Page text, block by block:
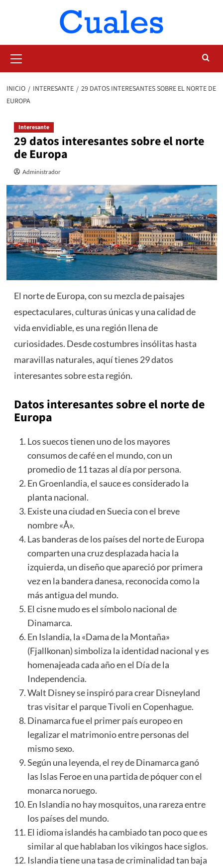
primario
INICIO INTERESANTE
29 DATOS INTERESANTES SOBRE EL NORTE DE
EUROPA
Interesante
29 datos interesantes sobre el norte
de Europa
Administrador
El norte de Europa, con su mezcla de paisajes
espectaculares, culturas únicas y una calidad de
vida envidiable, es una región llena de
curiosidades. Desde costumbres insólitas hasta
maravillas naturales, aquí tienes 29 datos
interesantes sobre esta región.
Datos interesantes sobre el norte de
Europa
Los suecos tienen uno de los mayores
consumos de café en el mundo, con un
promedio de 11 tazas al día por persona.
EnGroenlandia, el sauce es considerado la
planta nacional.
Existe una ciudad en Suecia con el breve
nombre «Å».
Las banderas de los países del norte de Europa
comparten una cruz desplazada hacia la
izquierda, un diseño que apareció por primera
vez en la bandera danesa, reconocida como la
más antigua del mundo.
El cisne mudo es el símbolo nacional de
Dinamarca.
En Islandia, la «Dama de la Montaña»
(Fjallkonan) simboliza la identidad nacional y es
homenajeada cada año en el Día de la
Independencia.
Walt Disney se inspiró para crear Disneyland
tras visitar el parque Tivoli en Copenhague.
Dinamarca fue el primer país europeo en
legalizar el matrimonio entre personas del
mismo sexo.
Según una leyenda, el rey de Dinamarca ganó
las Islas Feroe en una partida de póquer con el
monarca noruego.
En Islandia no hay mosquitos, una rareza entre
los países del mundo.
El idioma islandés ha cambiado tan poco que es
similar al que hablaban los vikingos hace siglos.
Islandia tiene una tasa de criminalidad tan baja